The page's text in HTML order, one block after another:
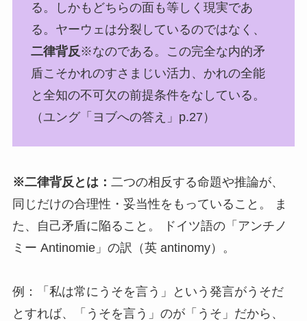
る。しかもどちらの面も等しく現実であ
る。ヤーウェは分裂しているのではなく、
二律背反※なのである。この完全な内的矛
盾こそかれのすさまじい活力、かれの全能
と全知の不可欠の前提条件をなしている。
（ユング「ヨブへの答え」p.27）
※二律背反とは： 二つの相反する命題や推論が、
同じだけの合理性・妥当性をもっていること。 ま
た、自己矛盾に陥ること。 ドイツ語の「アンチノ
ミー Antinomie」の訳（英 antinomy）。
例：「私は常にうそを言う」という発言がうそだ
とすれば、「うそを言う」のが「うそ」だから、